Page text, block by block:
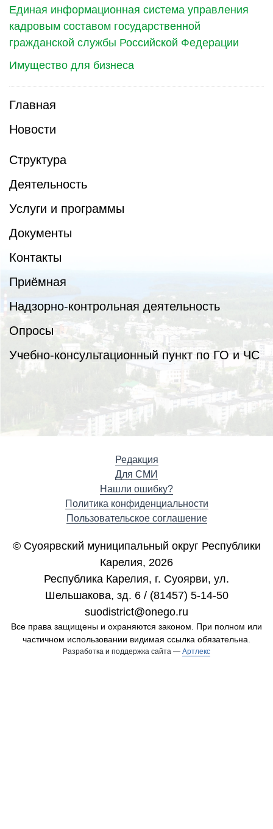
Единая информационная система управления
кадровым составом государственной
гражданской службы Российской Федерации
Имущество для бизнеса
Главная
Новости
Структура
Деятельность
Услуги и программы
Документы
Контакты
Приёмная
Надзорно-контрольная деятельность
Опросы
Учебно-консультационный пункт по ГО и ЧС
Редакция
Для СМИ
Нашли ошибку?
Политика конфиденциальности
Пользовательское соглашение
© Суоярвский муниципальный округ Республики
Карелия, 2026
Республика Карелия, г. Cуоярви, ул.
Шельшакова, зд. 6 / (81457) 5-14-50
suodistrict@onego.ru
Все права защищены и охраняются законом. При полном или
частичном использовании видимая ссылка обязательна.
Разработка и поддержка сайта — Артлекс